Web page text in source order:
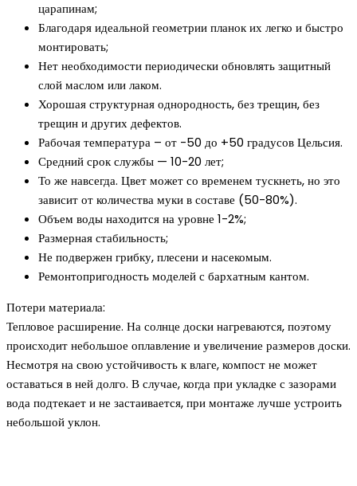
царапинам;
Благодаря идеальной геометрии планок их легко и быстро
монтировать;
Нет необходимости периодически обновлять защитный
слой маслом или лаком.
Хорошая структурная однородность, без трещин, без
трещин и других дефектов.
Рабочая температура – ​​от -50 до +50 градусов Цельсия.
Средний срок службы — 10-20 лет;
То же навсегда. Цвет может со временем тускнеть, но это
зависит от количества муки в составе (50-80%).
Объем воды находится на уровне 1-2%;
Размерная стабильность;
Не подвержен грибку, плесени и насекомым.
Ремонтопригодность моделей с бархатным кантом.
Потери материала:
Тепловое расширение. На солнце доски нагреваются, поэтому
происходит небольшое оплавление и увеличение размеров доски.
Несмотря на свою устойчивость к влаге, компост не может
оставаться в ней долго. В случае, когда при укладке с зазорами
вода подтекает и не застаивается, при монтаже лучше устроить
небольшой уклон.